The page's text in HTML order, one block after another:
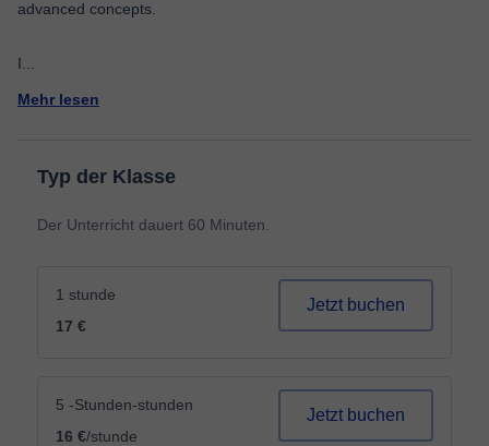
advanced concepts.
I
Mehr lesen
Typ der Klasse
Der Unterricht dauert 60 Minuten.
1 stunde
17 €
Jetzt buchen
5 -Stunden-stunden
16 €/stunde
Jetzt buchen